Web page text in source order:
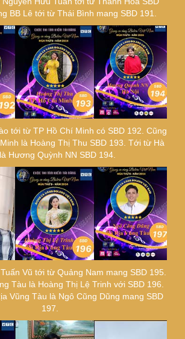
BB Lê tới từ Thái Bình mang SBD 191.
tới từ TP Hồ Chí Minh có SBD 192. Cũng
là Hoàng Thị Thu SBD 193. Tới từ Hà
Hương Quỳnh NN SBD 194.
Vũ tới từ Quảng Nam mang SBD 195.
Tàu là Hoàng Thị Lệ Trinh với SBD 196.
Vũng Tàu là Ngô Cũng Dũng mang SBD
197.